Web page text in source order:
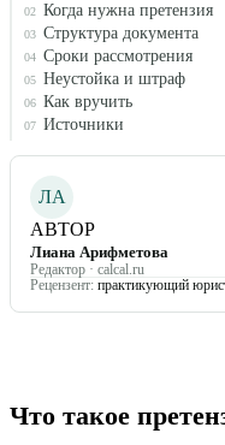
02 Когда нужна претензия
03 Структура документа
04 Сроки рассмотрения
05 Неустойка и штраф
06 Как вручить
07 Источники
ЛА
АВТОР
Лиана Арифметова
Редактор · calcal.ru
Рецензент: практикующий
Что такое